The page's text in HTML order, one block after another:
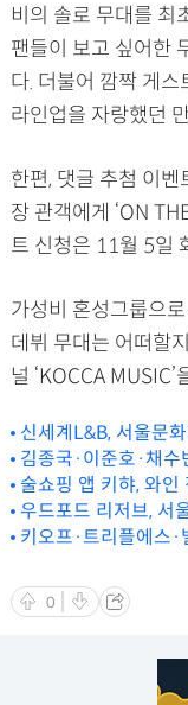
비의 솔로 무대를 최
팬들이 보고 싶어한
다. 더불어 깜짝 게
라인업을 자랑했던
한편, 댓글 추첨 이
장 관객에게 ‘ON
트 신청은 11월 5일
가성비 혼성그룹으
데뷔 무대는 어떠할
널 ‘KOCCA
신세계L&B, 서울문
김종국·이준호·채
술쇼핑 앱 키햐, 와
우드포드 리저브, 서
키오프·트리플에스·
0